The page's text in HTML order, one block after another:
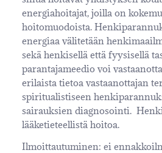
energiahoitajat, joilla on
hoitomuodoista.
energiaa välitetään
sekä henkisellä että fyysisellä
parantajameedio voi
erilaista tietoa vastaanottajan
spiritualistiseen
sairauksien diagnosointi.
lääketieteellistä hoitoa.
Ilmoittautuminen: ei